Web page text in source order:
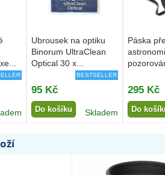
Ubrousek na optiku
Binorum UltraClean
Optical 30 x...
BESTSELLER
95 Kč
Do košíku Skladem
Páska
295 Kč
Do